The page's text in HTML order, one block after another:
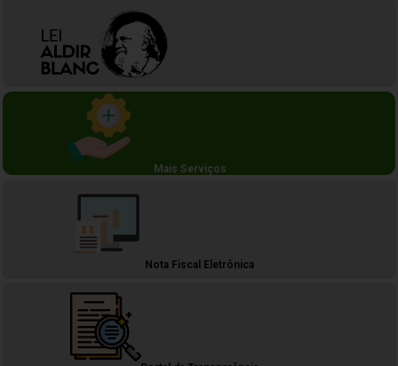
Mais Serviços
Nota Fiscal Eletrônica